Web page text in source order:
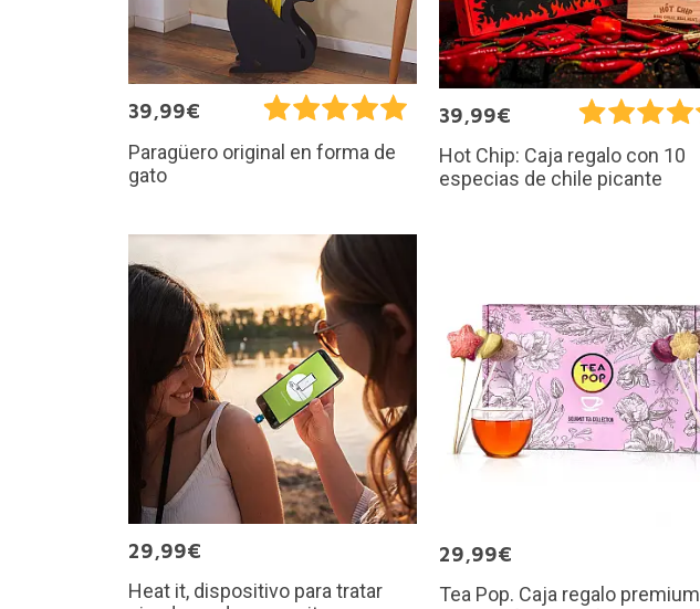
39,99€
Paragüero original en forma de
gato
39,99€
Hot Chip: Caja regalo con 10
especias de chile picante
29,99€
Heat it, dispositivo para tratar
29,99€
Tea Pop. Caja regalo premium